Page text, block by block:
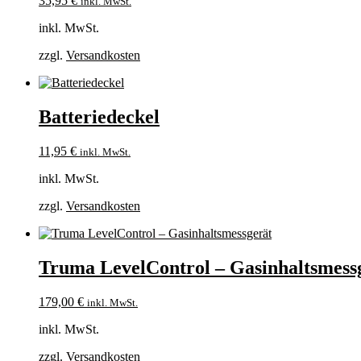
inkl. MwSt.
zzgl. Versandkosten
Batteriedeckel
11,95 € inkl. MwSt.
inkl. MwSt.
zzgl. Versandkosten
Truma LevelControl –
179,00 € inkl. MwSt.
inkl. MwSt.
zzgl. Versandkosten